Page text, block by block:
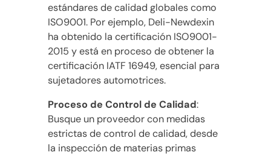
estándares de calidad globales como
ISO9001. Por ejemplo, Deli-Newdexin
ha obtenido la certificación ISO9001-
2015 y está en proceso de obtener la
certificación IATF 16949, esencial para
sujetadores automotrices.
Proceso de Control de Calidad:
Busque un proveedor con medidas
estrictas de control de calidad, desde
la inspección de materias primas